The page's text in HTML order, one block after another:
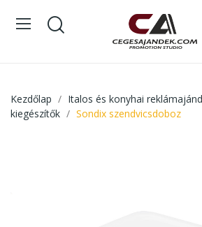
Kezdőlap Italos és konyhai
kiegészítők
Sondix szendvicsdoboz